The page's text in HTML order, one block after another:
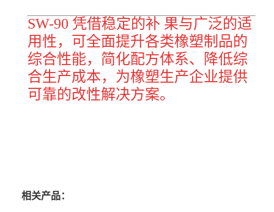
SW-90 凭借稳定的补 果与广泛的适
用性，可全面提升各类橡塑制品的
综合性能，简化配方体系、降低综
合生产成本，为橡塑生产企业提供
可靠的改性解决方案。
相关产品：